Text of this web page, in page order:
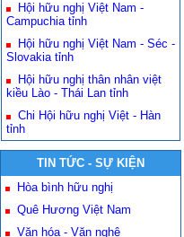
Hội hữu nghị Việt Nam -
Campuchia tỉnh
Hội hữu nghị Việt Nam - Séc -
Slovakia tỉnh
Hội hữu nghị thân nhân việt
kiều Lào - Thái Lan tỉnh
Chi Hội hữu nghị Việt - Hàn
tỉnh
TIN TỨC - SỰ KIỆN
Hòa bình hữu nghị
Quê Hương Việt Nam
Văn hóa - Văn nghệ